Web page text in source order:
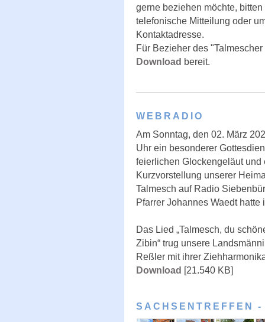
gerne beziehen möchte, bitten
telefonische Mitteilung oder
Kontaktadresse.
Für Bezieher des
Download bereit.
WEBRADIO
Am Sonntag, den 02. März
Uhr ein besonderer
feierlichen Glockengeläut und
Kurzvorstellung unserer
Talmesch auf Radio
Pfarrer Johannes Waedt hatte
Das Lied „Talmesch, du
Zibin“ trug unsere
Reßler mit ihrer
Download [21.540 KB]
SACHSENTREFFEN